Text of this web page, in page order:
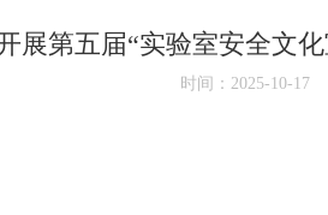
展第五届“实验室安全文
时间：2025-10-17